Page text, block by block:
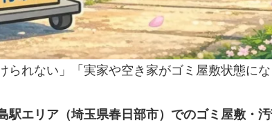
られない」「実家や空き家がゴミ屋敷状態に
駅エリア（埼玉県春日部市）でのゴミ屋敷・